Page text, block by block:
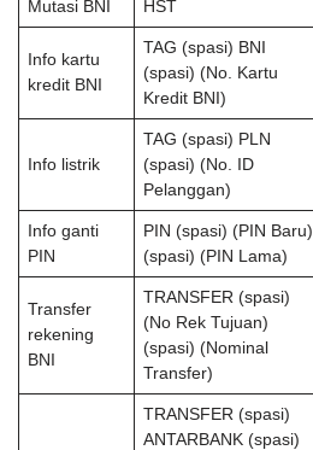
Mutasi BNI HST
Info kartu
kredit BNI
TAG (spasi) BNI
(spasi) (No. Kartu
Kredit BNI)
Info listrik
TAG (spasi) PLN
(spasi) (No. ID
Pelanggan)
Info ganti
PIN
PIN (spasi) (PIN Baru)
(spasi) (PIN Lama)
Transfer
rekening
BNI
TRANSFER (spasi)
(No Rek Tujuan)
(spasi) (Nominal
Transfer)
TRANSFER (spasi)
ANTARBANK (spasi)